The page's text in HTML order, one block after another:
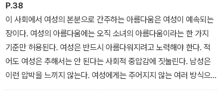
작가 비비언 고닉이 “손택의 탁월한 재능은 독자에게 곧 선물”이라고
말했듯, 이 짧고 강력한 책은 독자에게 생각하는 일 자체의 흥미진진
함을 선사한다. 우리 삶과 경험의 외연을, 사유의 깊이를 확장해줄 지
성의 스펙터클, 수전 손택을 만나볼 시간이다.
P.38
이 사회에서 여성의 본분으로 간주하는 아름다움은 여성이 예속되는
장이다. 여성의 아름다움에는 오직 소녀의 아름다움이라는 한 가지
기준만 허용된다. 여성은 반드시 아름다워지려고 노력해야 한다. 적
어도 여성은 추해서는 안 된다는 사회적 중압감에 짓눌린다. 남성은
이런 압박을 느끼지 않는다. 여성에게는 주어지지 않는 여러 방식으
로, 남성은 아무 불이익 없이 나이 드는 것을 ‘허용’받는다.